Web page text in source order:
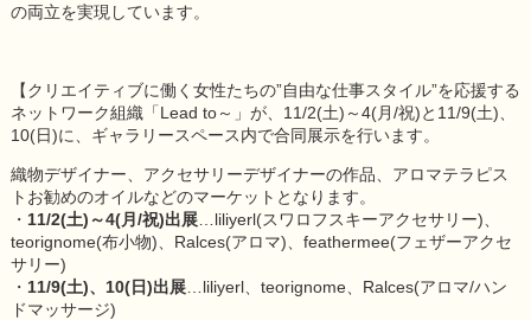
の両立を実現しています。
【クリエイティブに働く女性たちの”自由な仕事スタイル”を応援する
ネットワーク組織「Lead to～」が、11/2(土)～4(月/祝)と11/9(土)、
10(日)に、ギャラリースペース内で合同展示を行います。
織物デザイナー、アクセサリーデザイナーの作品、アロマテラピス
トお勧めのオイルなどのマーケットとなります。
・ 11/2(土)～4(月/祝)出展…liliyerl(スワロフスキーアクセサリー)、
teorignome(布小物)、Ralces(アロマ)、feathermee(フェザーアクセ
サリー)
・ 11/9(土)、10(日)出展…liliyerl、teorignome、Ralces(アロマ/ハン
ドマッサージ)